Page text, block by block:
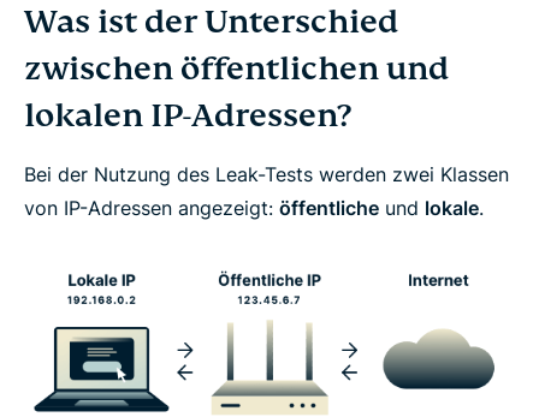
Was ist der Unterschied
zwischen öffentlichen und
lokalen IP-Adressen?
Bei der Nutzung des Leak-Tests werden zwei Klassen
von IP-Adressen angezeigt: öffentliche und lokale.